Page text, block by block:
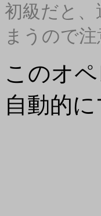
初級だと
まうので
このオ
自動的